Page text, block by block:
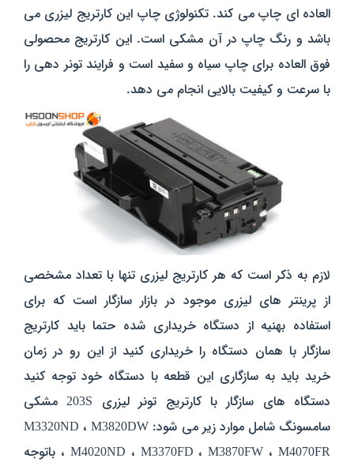
العاده ای چاپ می کند. تکنولوژی چاپ این کارتریج لیزری می
باشد و رنگ چاپ در آن مشکی است. این کارتریج محصولی
فوق العاده برای چاپ سیاه و سفید است و فرایند تونر دهی را
با سرعت و کیفیت بالایی انجام می دهد.
لازم به ذکر است که هر کارتریج لیزری تنها با تعداد مشخصی
از پرینتر های لیزری موجود در بازار سازگار است که برای
استفاده بهنیه از دستگاه خریداری شده حتما باید کارتریج
سازگار با همان دستگاه را خریداری کنید از این رو در زمان
خرید باید به سازگاری این قطعه با دستگاه خود توجه کنید
دستگاه های سازگار با کارتریج تونر لیزری 203S مشکی
سامسونگ شامل موارد زیر می شود: M3320ND ، M3820DW
، M4020ND ، M3370FD ، M3870FW ، M4070FR باتوجه